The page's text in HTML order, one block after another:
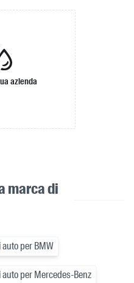
azienda
marca di
auto per BMW
auto per Mercedes-Benz